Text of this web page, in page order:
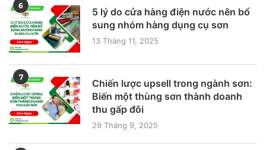
6
5 lý do cửa hàng điện nước nên bổ
sung nhóm hàng dụng cụ sơn
13 Tháng 11, 2025
7
Chiến lược upsell trong ngành sơn:
Biến một thùng sơn thành doanh
thu gấp đôi
29 Tháng 9, 2025